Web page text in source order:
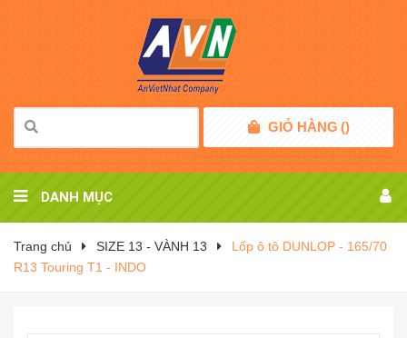
GIỎ HÀNG ()
DANH MỤC
Trang chủ SIZE 13 - VÀNH 13
Lốp ô tô DUNLOP - 165/70
R13 Touring T1 - INDO